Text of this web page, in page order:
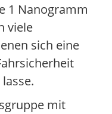
1 Nanogramm
viele
sich eine
mit